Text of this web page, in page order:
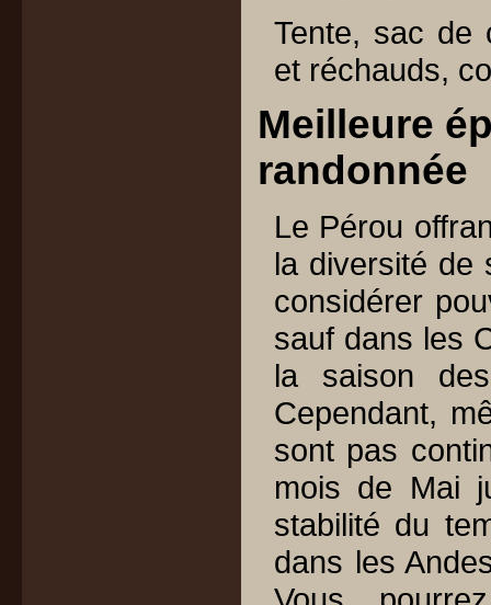
Tente, sac de
et réchauds,
Meilleure
randonnée
Le Pérou
la diversité de
considérer
sauf dans les
la saison
Cependant,
sont pas
mois de Mai
stabilité du
dans les